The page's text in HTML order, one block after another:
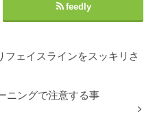
feedly
フェイスラインをスッキリさ
ニングで注意する事